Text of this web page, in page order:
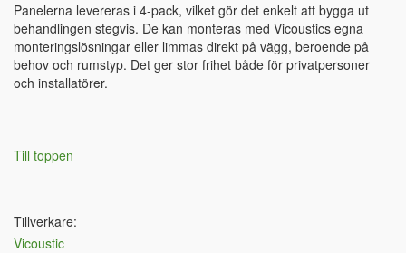
Panelerna levereras i 4-pack, vilket gör det enkelt att bygga ut
behandlingen stegvis. De kan monteras med Vicoustics egna
monteringslösningar eller limmas direkt på vägg, beroende på
behov och rumstyp. Det ger stor frihet både för privatpersoner
och installatörer.
Till toppen
Tillverkare:
Vicoustic